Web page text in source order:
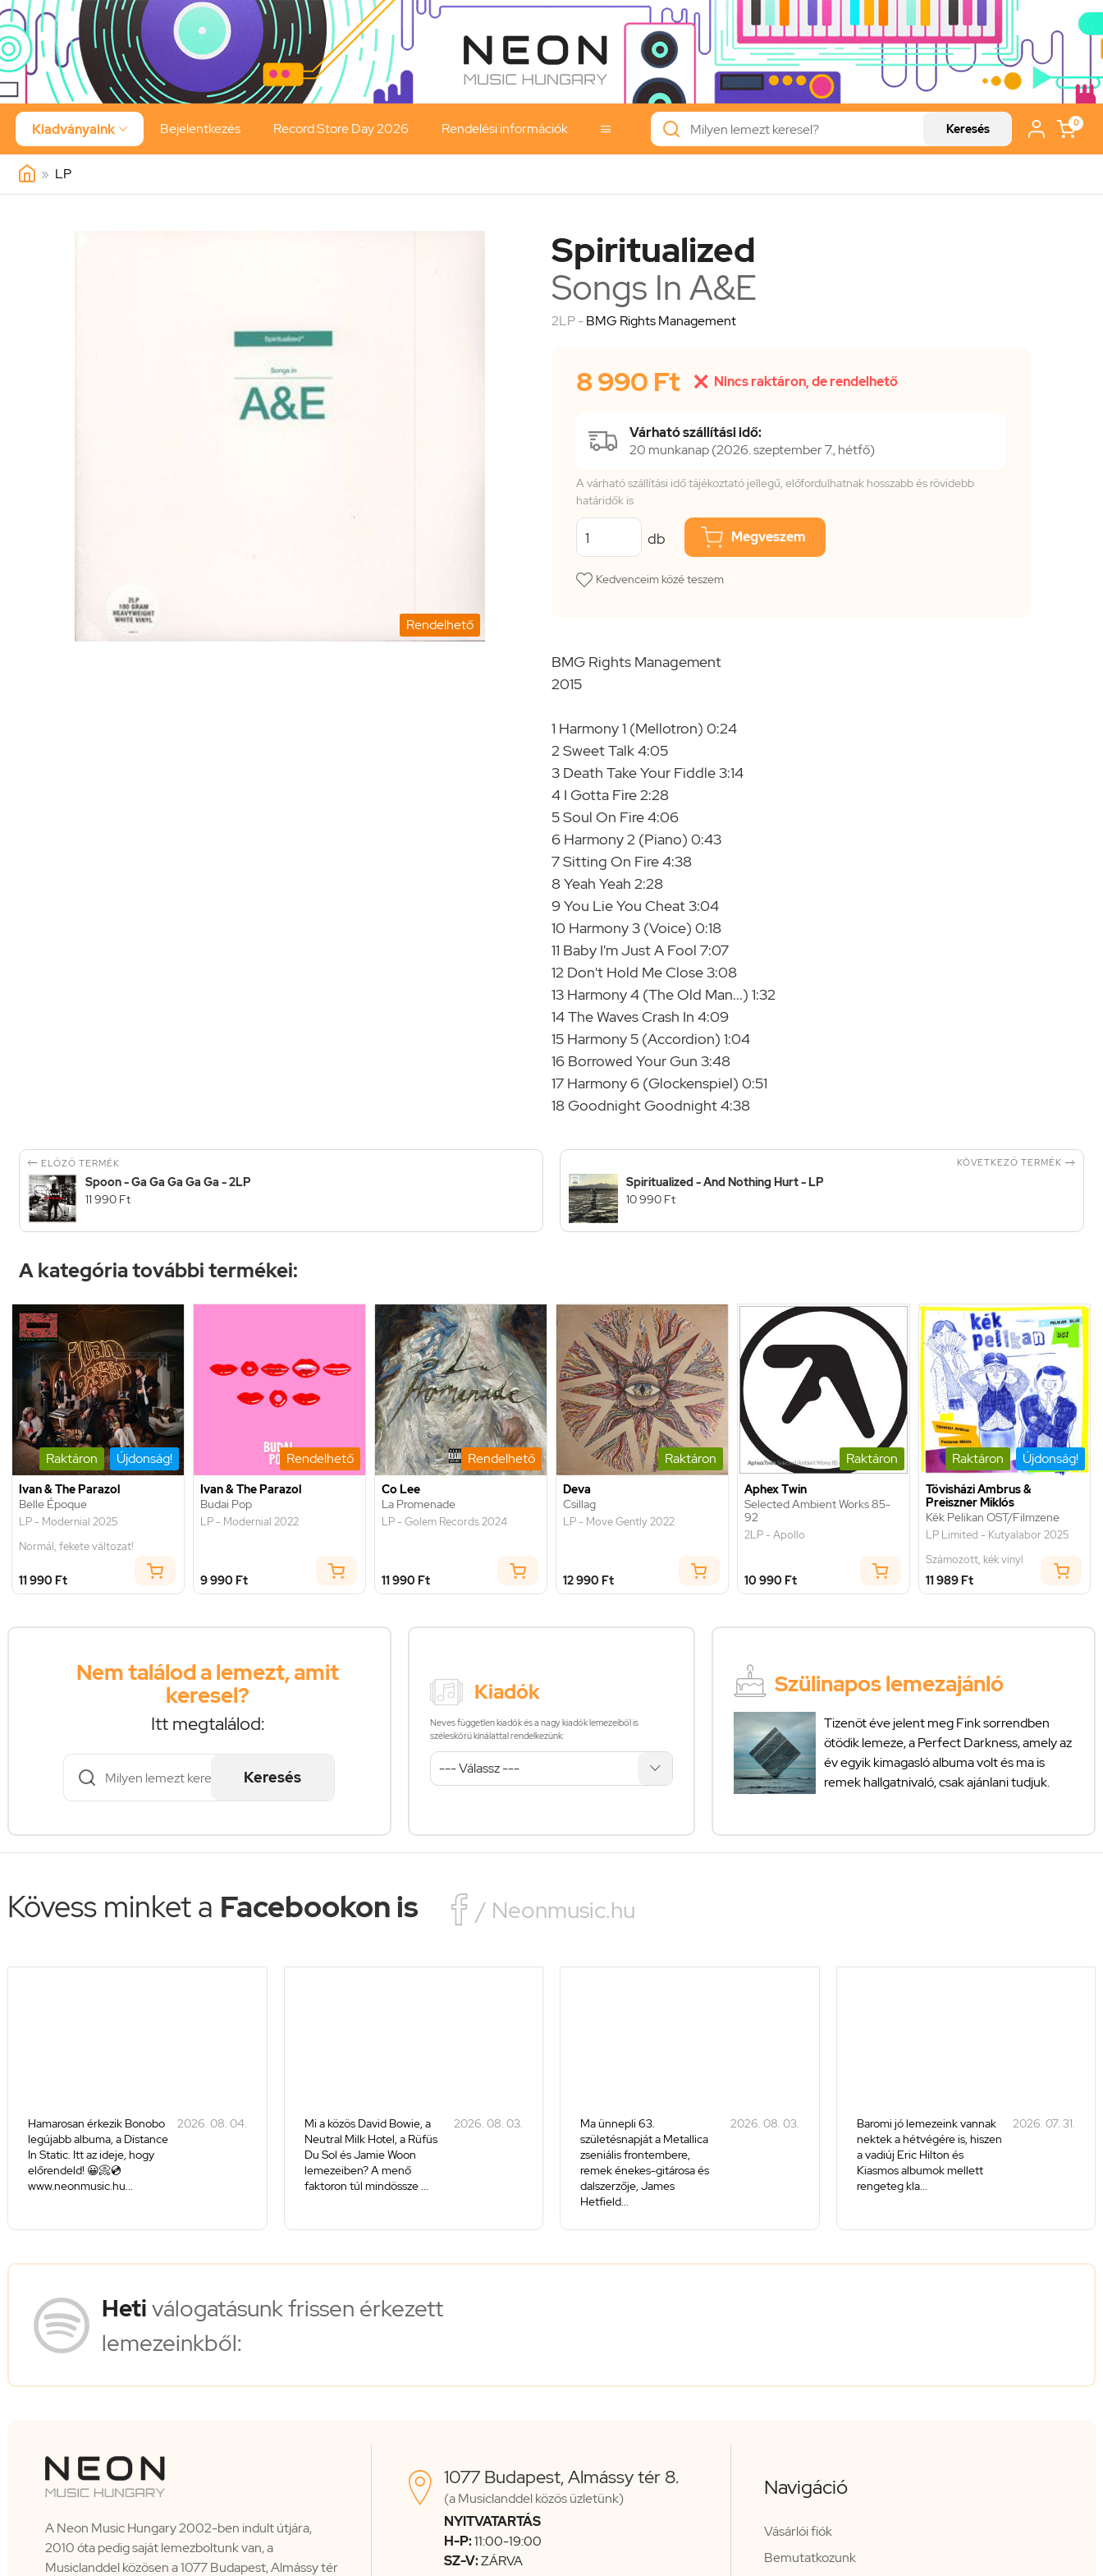
Kiadványaink  Bejelentkezés Record Store Day 2026 Rendelési információk  Keresés 0
» LP
Rendelhető
Spiritualized
Songs In A&E
2LP -BMG Rights Management
8 990 Ft  Nincs raktáron, de rendelhető
Várható szállítási idő:
20 munkanap (2026. szeptember 7., hétfő)
A várható szállítási idő tájékoztató jellegű, előfordulhatnak hosszabb és rövidebb
határidők is
db Megveszem
Kedvenceim közé teszem
BMG Rights Management
2015
1 Harmony 1 (Mellotron) 0:24
2 Sweet Talk 4:05
3 Death Take Your Fiddle 3:14
4 I Gotta Fire 2:28
5 Soul On Fire 4:06
6 Harmony 2 (Piano) 0:43
7 Sitting On Fire 4:38
8 Yeah Yeah 2:28
9 You Lie You Cheat 3:04
10 Harmony 3 (Voice) 0:18
11 Baby I'm Just A Fool 7:07
12 Don't Hold Me Close 3:08
13 Harmony 4 (The Old Man...) 1:32
14 The Waves Crash In 4:09
15 Harmony 5 (Accordion) 1:04
16 Borrowed Your Gun 3:48
17 Harmony 6 (Glockenspiel) 0:51
18 Goodnight Goodnight 4:38
 ELŐZŐ TERMÉK
Spoon - Ga Ga Ga Ga Ga - 2LP
11 990 Ft
KÖVETKEZŐ TERMÉK 
Spiritualized - And Nothing Hurt - LP
10 990 Ft
A kategória további termékei:
Raktáron Újdonság!
Ivan & The Parazol
Belle Époque
LP - Modernial 2025
Normál, fekete változat!
11 990 Ft
Rendelhető
Ivan & The Parazol
Budai Pop
LP - Modernial 2022
9 990 Ft
Rendelhető
Co Lee
La Promenade
LP - Golem Records 2024
11 990 Ft
Raktáron
Deva
Csillag
LP - Move Gently 2022
12 990 Ft
Raktáron
Aphex Twin
Selected Ambient Works 85-
92
2LP - Apollo
10 990 Ft
Raktáron Újdonság!
Tövisházi Ambrus &
Preiszner Miklós
Kék Pelikan OST/Filmzene
LP Limited - Kutyalabor 2025
Számozott, kék vinyl
11 989 Ft
Nem találod a lemezt, amit
keresel?
Itt megtalálod:
Keresés
Kiadók
Neves független kiadók és a nagy kiadók lemezeiből is
széleskörű kínálattal rendelkezünk:
Szülinapos lemezajánló
Tizenöt éve jelent meg Fink sorrendben
ötödik lemeze, a Perfect Darkness, amely az
év egyik kimagasló albuma volt és ma is
remek hallgatnivaló, csak ajánlani tudjuk.
Kövess minket a Facebookon is  / Neonmusic.hu
Hamarosan érkezik Bonobo
legújabb albuma, a Distance
In Static. Itt az ideje, hogy
előrendeld! 😀📀💿
www.neonmusic.hu...
2026. 08. 04.
Mi a közös David Bowie, a
Neutral Milk Hotel, a Rüfüs
Du Sol és Jamie Woon
lemezeiben? A menő
faktoron túl mindössze ...
2026. 08. 03.
Ma ünnepli 63.
születésnapját a Metallica
zseniális frontembere,
remek énekes-gitárosa és
dalszerzője, James
Hetfield...
2026. 08. 03.
Baromi jó lemezeink vannak
nektek a hétvégére is, hiszen
a vadiúj Eric Hilton és
Kiasmos albumok mellett
rengeteg kla...
2026. 07. 31.
Hetiválogatásunk frissen érkezett
lemezeinkből:
A Neon Music Hungary 2002-ben indult útjára,
2010 óta pedig saját lemezboltunk van, a
Musiclanddel közösen a 1077 Budapest, Almássy tér
 1077 Budapest, Almássy tér 8.
(a Musiclanddel közös üzletünk)
NYITVATARTÁS
H-P:11:00-19:00
SZ-V:ZÁRVA
Navigáció
Vásárlói fiók
Bemutatkozunk